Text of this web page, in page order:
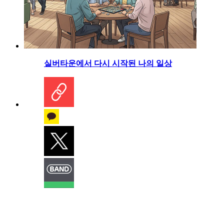
실버타운에서 다시 시작된 나의 일상